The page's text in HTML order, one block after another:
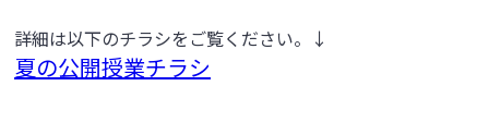
詳細は以下のチラシをご覧ください。↓
夏の公開授業チラシ